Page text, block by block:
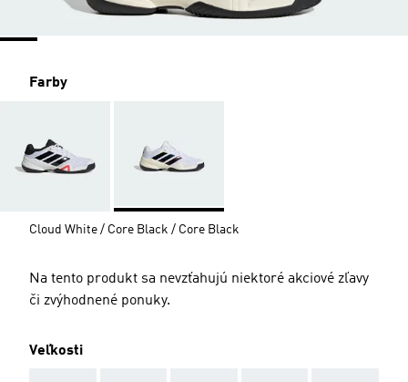
Farby
Cloud White / Core Black / Core Black
Na tento produkt sa nevzťahujú niektoré akciové zľavy
či zvýhodnené ponuky.
Veľkosti